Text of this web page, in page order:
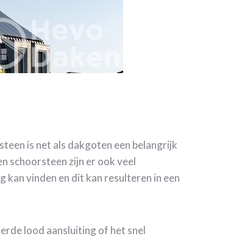
is net als dakgoten een belangrijk
schoorsteen zijn er ook veel
kan vinden en dit kan resulteren in een
lood aansluiting of het snel